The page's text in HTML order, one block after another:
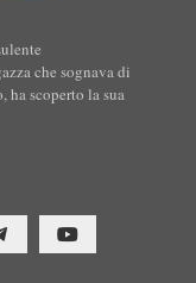
che sognava di
ha scoperto la sua